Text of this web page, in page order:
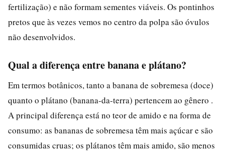
fertilização) e não formam sementes viáveis. Os pontinhos
pretos que às vezes vemos no centro da polpa são óvulos
não desenvolvidos.
Qual a diferença entre banana e plátano?
Em termos botânicos, tanto a banana de sobremesa (doce)
quanto o plátano (banana-da-terra) pertencem ao gênero .
A principal diferença está no teor de amido e na forma de
consumo: as bananas de sobremesa têm mais açúcar e são
consumidas cruas; os plátanos têm mais amido, são menos